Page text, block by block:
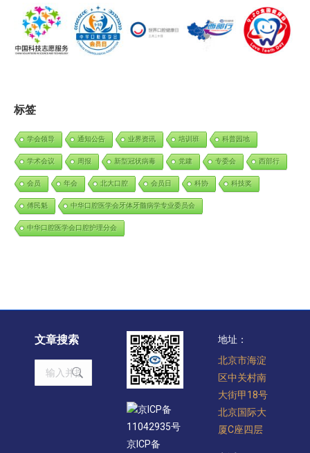
标签
学会领导 通知公告 业界资讯 培训班 科普园地
学术会议 周报 新型冠状病毒 党建 专委会 西部行
会员 年会 北大口腔 会员日 科协 科技奖
傅民魁 中华口腔医学会牙体牙髓病学专业委员会
中华口腔医学会口腔护理分会
文章搜索
Search:
京ICP备
11042935号
京ICP备
地址：
北京市海淀
区中关村南
大街甲18号
北京国际大
厦C座四层